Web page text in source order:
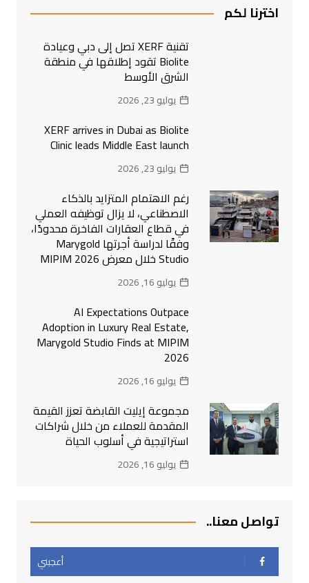
اخترنا لكم
تقنية XERF تصل إلى دبي وعيادة
Biolite تقود إطلاقها في منطقة
الشرق الأوسط
يوليو 23, 2026
XERF arrives in Dubai as Biolite
Clinic leads Middle East launch
يوليو 23, 2026
رغم الاهتمام المتزايد بالذكاء
الاصطناعي، لا يزال توظيفه العملي
في قطاع العقارات الفاخرة محدودًا،
وفقًا لدراسة أجرتها Marygold
Studio خلال معرض MIPIM 2026
يوليو 16, 2026
AI Expectations Outpace
Adoption in Luxury Real Estate,
Marygold Studio Finds at MIPIM
2026
يوليو 16, 2026
مجموعة إيليت القابضة تعزز القيمة
المقدمة للعملاء من خلال شراكات
استراتيجية في أسلوب الحياة
يوليو 16, 2026
تواصل معنا..
أعجبني